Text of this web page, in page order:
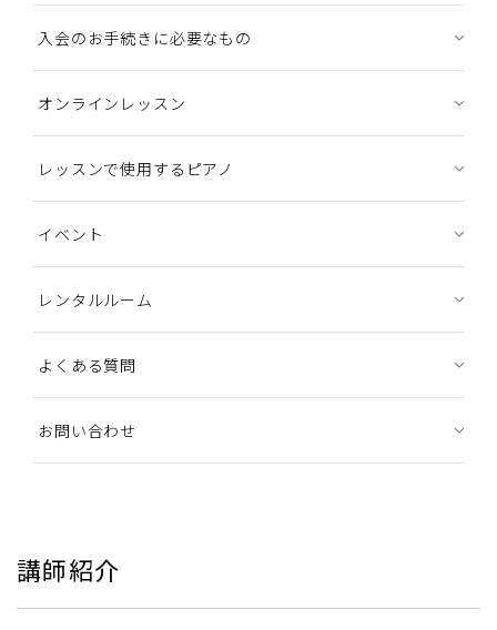
入会のお手続きに必要なもの
オンラインレッスン
レッスンで使用するピアノ
イベント
レンタルルーム
よくある質問
お問い合わせ
講師紹介